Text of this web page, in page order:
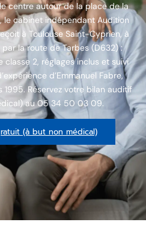
centre autour de la place de la
le cabinet indépendant Audition
à Toulouse Saint-Cyprien, à
la route de Tarbes (D632) :
2, réglages inclus et suivi
d’Emmanuel Fabre,
Réservez votre bilan auditif
au 05 34 50 03 09.
(à but non médical)